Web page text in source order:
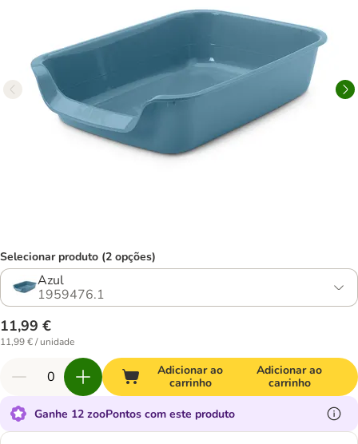
Selecionar produto (2 opções)
Azul
1959476.1
11,99 €
11,99 € / unidade
Adicionar ao
carrinho
Adicionar ao
carrinho
Ganhe 12 zooPontos com este produto